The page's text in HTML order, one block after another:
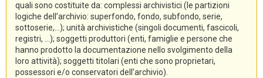
quali sono costituite da: complessi archivistici (le partizioni
logiche dell’archivio: superfondo, fondo, subfondo, serie,
sottoserie,...); unità archivistiche (singoli documenti, fascicoli,
registri, ...); soggetti produttori (enti, famiglie e persone che
hanno prodotto la documentazione nello svolgimento della
loro attività); soggetti titolari (enti che sono proprietari,
possessori e/o conservatori dell’archivio).